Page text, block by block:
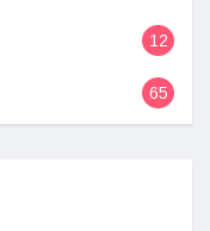
12
65